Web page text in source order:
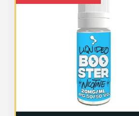
de
prix :
0,99 €
à
7,99 €